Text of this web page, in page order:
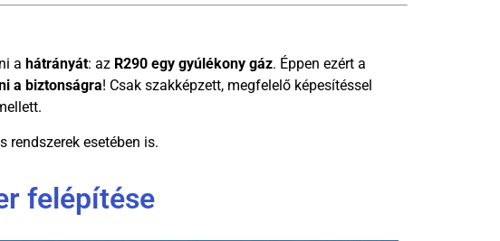
a hátrányát: az R290 egy gyúlékony gáz. Éppen ezért a
a biztonságra! Csak szakképzett, megfelelő képesítéssel
rendszerek esetében is.
felépítése